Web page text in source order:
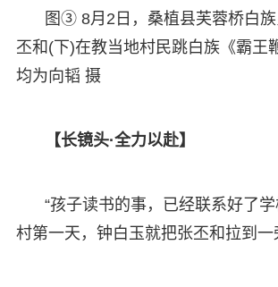
图③ 8月2日，桑植县芙蓉桥白
丕和(下)在教当地村民跳白族《霸王
均为向韬 摄
【长镜头·全力以赴】
“孩子读书的事，已经联系好了
村第一天，钟白玉就把张丕和拉到一